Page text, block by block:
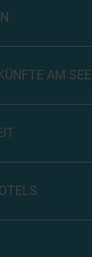
AM SEE